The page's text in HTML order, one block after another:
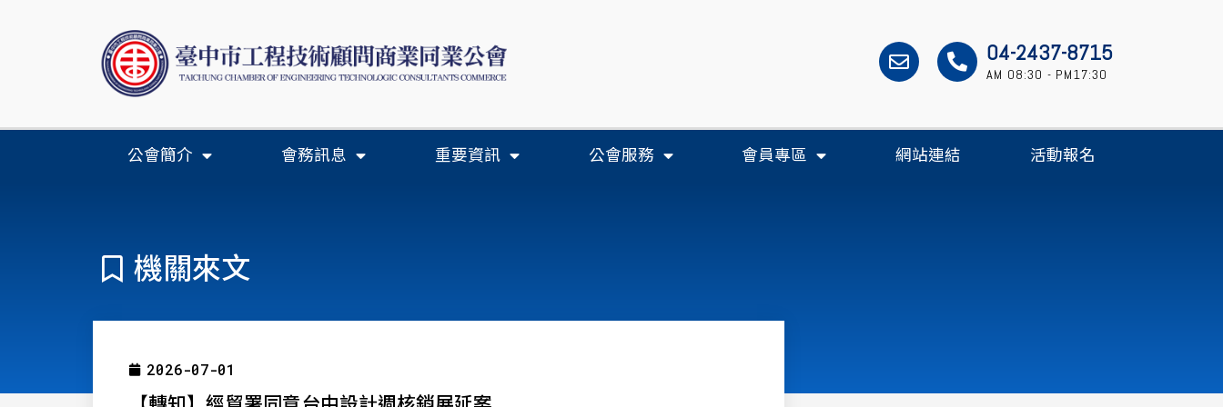
04-2437-8715
AM 08:30 - PM17:30
公會簡介 會務訊息 重要資訊 公會服務 會員專區 網站連結 活動報名
機關來文
2026-07-01